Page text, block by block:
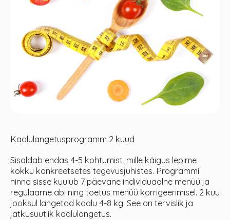
Kaalulangetusprogramm 2 kuud
Sisaldab endas 4-5 kohtumist, mille käigus lepime
kokku konkreetsetes tegevusjuhistes. Programmi
hinna sisse kuulub 7 päevane individuaalne menüü ja
regulaarne abi ning toetus menüü korrigeerimisel. 2 kuu
jooksul langetad kaalu 4-8 kg. See on tervislik ja
jätkusuutlik kaalulangetus.